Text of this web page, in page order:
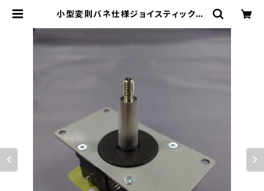
小型変則バネ仕様ジョイスティック：L